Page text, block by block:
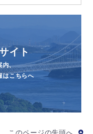
イト
内、
はこちらへ